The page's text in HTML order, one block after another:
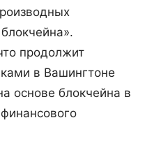
продолжит
в Вашингтоне
основе блокчейна в